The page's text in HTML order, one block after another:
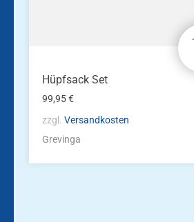
Hüpfsack Set
99,95€
zzgl.Versandkosten
Grevinga